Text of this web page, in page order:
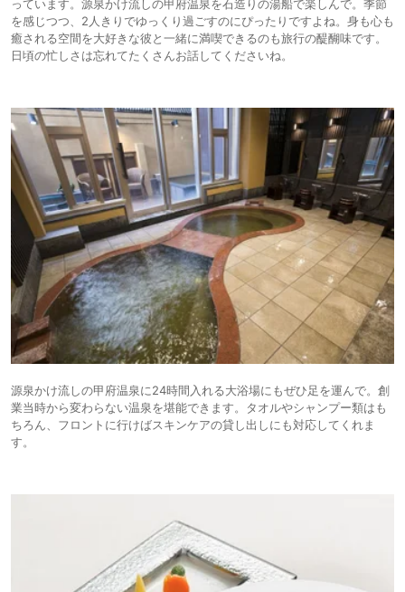
っています。源泉かけ流しの甲府温泉を石造りの湯船で楽しんで。季節
を感じつつ、2人きりでゆっくり過ごすのにぴったりですよね。身も心も
癒される空間を大好きな彼と一緒に満喫できるのも旅行の醍醐味です。
日頃の忙しさは忘れてたくさんお話してくださいね。
源泉かけ流しの甲府温泉に24時間入れる大浴場にもぜひ足を運んで。創
業当時から変わらない温泉を堪能できます。タオルやシャンプー類はも
ちろん、フロントに行けばスキンケアの貸し出しにも対応してくれま
す。